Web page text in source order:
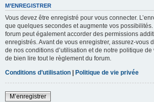
M’ENREGISTRER
Vous devez être enregistré pour vous connecter.
que quelques secondes et augmente vos possibilités.
forum peut également accorder des permissions
enregistrés. Avant de vous enregistrer, assurez-vous
de nos conditions d’utilisation et de notre politique
de bien lire tout le règlement du forum.
Conditions d’utilisation | Politique de vie privée
M’enregistrer